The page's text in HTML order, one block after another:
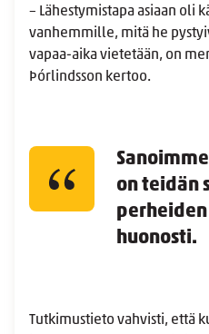
– Lähestymistapa asiaan oli
vanhemmille, mitä he
vapaa-aika vietetään, on
Þórlindsson kertoo.
on teidän
huonosti.
Tutkimustieto vahvisti, että